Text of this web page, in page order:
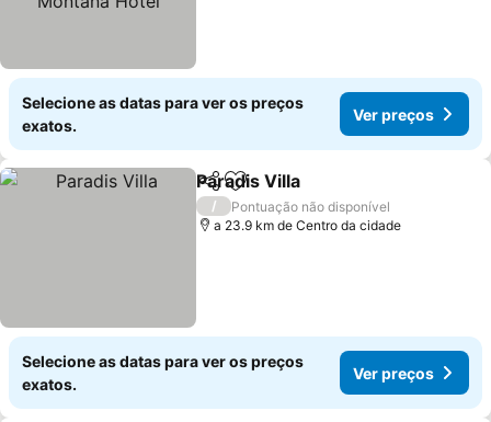
Selecione as datas para ver os preços
exatos.
Ver preços
PartilharAdicionar aos favoritos
Paradis Villa
/
Pontuação não disponível
a 23.9 km de Centro da cidade
Selecione as datas para ver os preços
exatos.
Ver preços